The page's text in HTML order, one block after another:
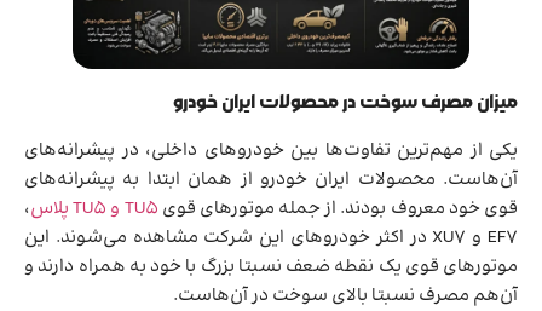
میزان مصرف سوخت در محصولات ایران خودرو
یکی از مهم‌ترین تفاوت‌ها بین خودروهای داخلی، در پیشرانه‌های
آن‌هاست. محصولات ایران خودرو از همان ابتدا به پیشرانه‌های
قوی خود معروف بودند. از جمله موتورهای قوی TU5 و TU5 پلاس
،
EF7 و XU7 در اکثر خودروهای این شرکت مشاهده می‌شوند. این
موتورهای قوی یک نقطه ضعف نسبتا بزرگ با خود به همراه دارند و
آن‌هم مصرف نسبتا بالای سوخت در آ‌ن‌هاست.